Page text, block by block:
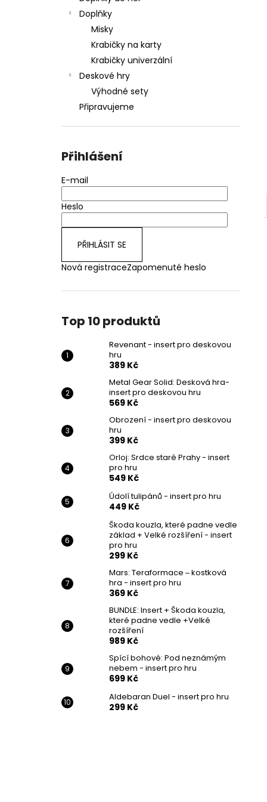
Doplňky
Misky
Krabičky na karty
Krabičky univerzální
Deskové hry
Výhodné sety
Připravujeme
Přihlášení
E-mail
Heslo
PŘIHLÁSIT SE
Nová registraceZapomenuté heslo
Top 10 produktů
Revenant - insert pro deskovou
hru
389 Kč
Metal Gear Solid: Desková hra-
insert pro deskovou hru
569 Kč
Obrození - insert pro deskovou
hru
399 Kč
Orloj: Srdce staré Prahy - insert
pro hru
549 Kč
Údolí tulipánů - insert pro hru
449 Kč
Škoda kouzla, které padne vedle
základ + Velké rozšíření - insert
pro hru
299 Kč
Mars: Teraformace ‒ kostková
hra - insert pro hru
369 Kč
BUNDLE: Insert + Škoda kouzla,
které padne vedle +Velké
rozšíření
989 Kč
Spící bohové: Pod neznámým
nebem - insert pro hru
699 Kč
Aldebaran Duel - insert pro hru
299 Kč
REVENANT - INSERT PRO DESKOVOU
HRU
389 Kč